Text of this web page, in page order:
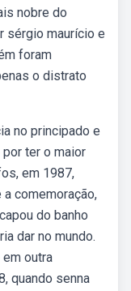
nobre do
sérgio maurício e
foram
o distrato
no principado e
ter o maior
em 1987,
comemoração,
do banho
dar no mundo.
em outra
quando senna